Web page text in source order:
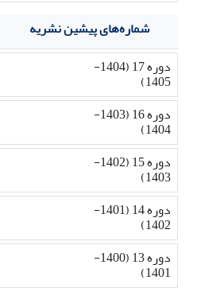
شماره‌های پیشین نشریه
دوره 17 (1404-
1405)
دوره 16 (1403-
1404)
دوره 15 (1402-
1403)
دوره 14 (1401-
1402)
دوره 13 (1400-
1401)